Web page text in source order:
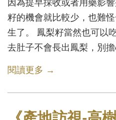
因為提早採收或者用藥影
籽的機會就比較少，也難
生了。 鳳梨籽當然也可以
去肚子不會長出鳳梨，別擔
閱讀更多 →